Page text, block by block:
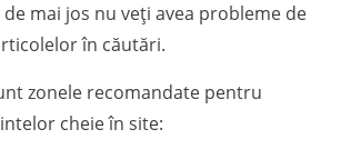
de mai jos nu veți avea probleme de
în căutări.
zonele recomandate pentru
cheie în site: